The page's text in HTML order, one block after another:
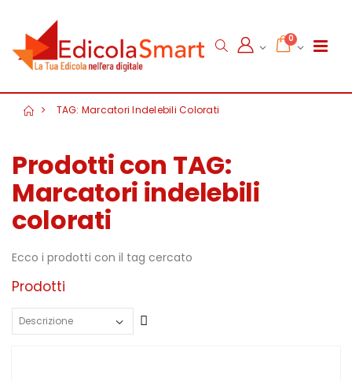
0
TAG: Marcatori Indelebili Colorati
Prodotti con TAG:
Marcatori indelebili
colorati
Ecco i prodotti con il tag cercato
Prodotti